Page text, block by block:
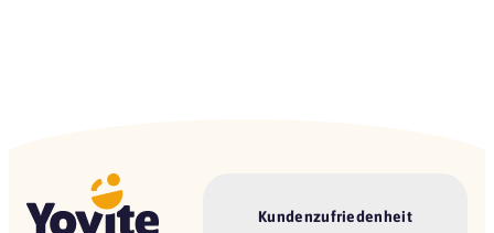
Kundenzufriedenheit